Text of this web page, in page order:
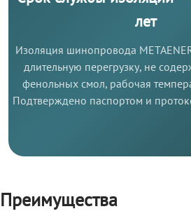
лет
Изоляция шинопровода
длительную перегрузку, не
фенольных смол, рабочая
Подтверждено паспортом и
Преимущества